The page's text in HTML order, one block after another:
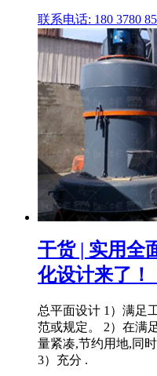
联系电话: 180 3780
干货 | 实用全
化设计来了！
总平面设计 1）满足
范或规定。 2）在满
量紧凑,节约用地,同
3）充分 .